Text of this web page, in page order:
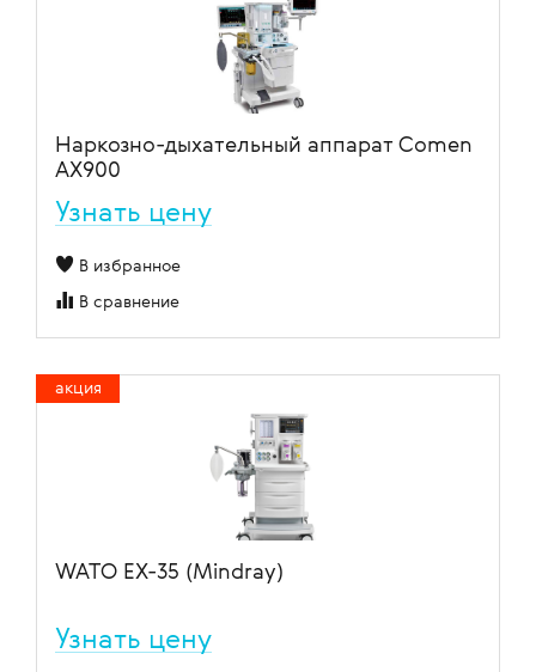
Наркозно-дыхательный аппарат Comen
AX900
Узнать цену
В избранное
В сравнение
акция
WATO EX-35 (Mindray)
Узнать цену